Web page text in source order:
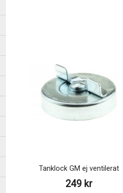
Tanklock GM ej ventilerat
249 kr